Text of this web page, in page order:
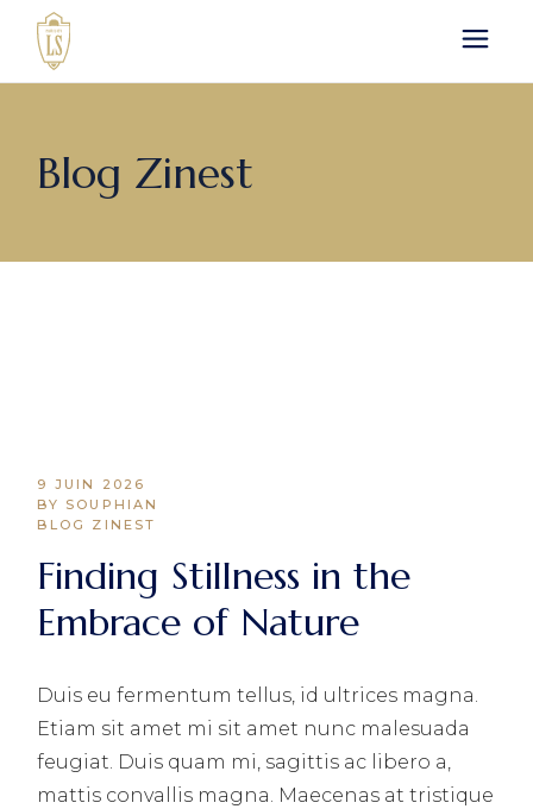
content
Blog Zinest
9 JUIN 2026
BY SOUPHIAN
BLOG ZINEST
Finding Stillness in the
Embrace of Nature
Duis eu fermentum tellus, id ultrices magna.
Etiam sit amet mi sit amet nunc malesuada
feugiat. Duis quam mi, sagittis ac libero a,
mattis convallis magna. Maecenas at tristique